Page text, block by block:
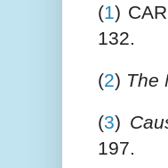
(1)
132.
(2) The
(3)
197.